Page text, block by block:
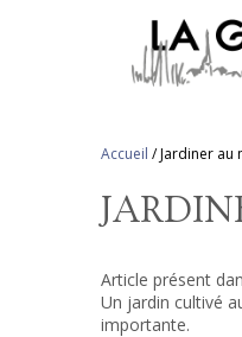
Accueil /Jardiner au
Article présent
Un jardin cultivé
importante.